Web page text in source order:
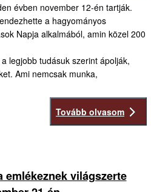
évben november 12-én tartják.
a hagyományos
Napja alkalmából, amin közel 200
legjobb tudásuk szerint ápolják,
Ami nemcsak munka,
Tovább olvasom
emlékeznek világszerte